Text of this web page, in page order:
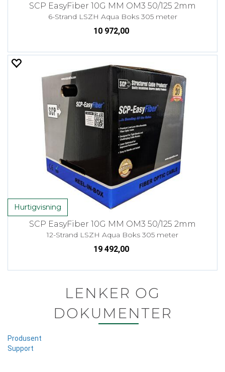
SCP EasyFiber 10G MM OM3 50/125 2mm
6-Strand LSZH Aqua Boks 305 meter
10 972,00
Hurtigvisning
SCP EasyFiber 10G MM OM3 50/125 2mm
12-Strand LSZH Aqua Boks 305 meter
19 492,00
LENKER OG
DOKUMENTER
Produsent
Support